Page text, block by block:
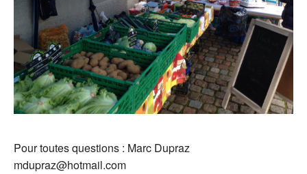
Pour toutes questions : Marc Dupraz
mdupraz@hotmail.com